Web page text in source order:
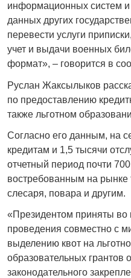
информационных систем и
данных других
перевести услуги
учет и выдачи военных
формат», – говорится в
Руслан Жаксылыков
по предоставлению
также льготном
Согласно его данным, на
кредитам и 1,5 тысячи
отчетный период почти
востребованным на рынке
слесаря, повара и другим.
«Президентом приняты во
проведения совместно с
выделению квот на
образовательных
законодательного